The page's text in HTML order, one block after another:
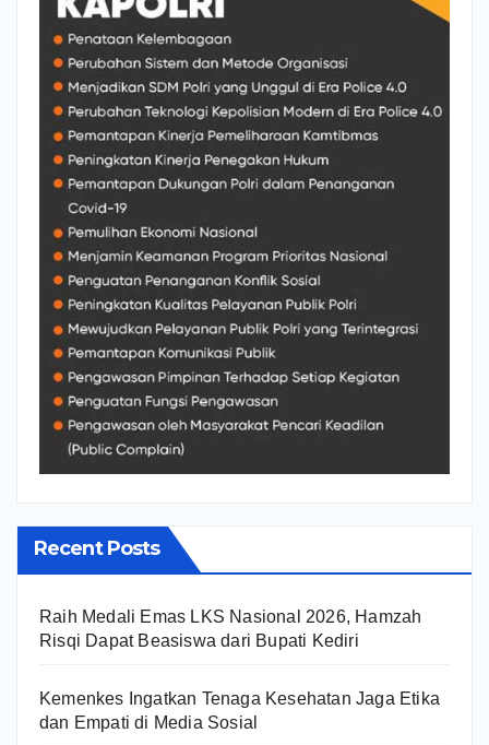
Recent Posts
Raih Medali Emas LKS Nasional 2026, Hamzah
Risqi Dapat Beasiswa dari Bupati Kediri
Kemenkes Ingatkan Tenaga Kesehatan Jaga Etika
dan Empati di Media Sosial